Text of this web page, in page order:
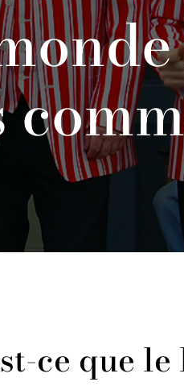
ce que